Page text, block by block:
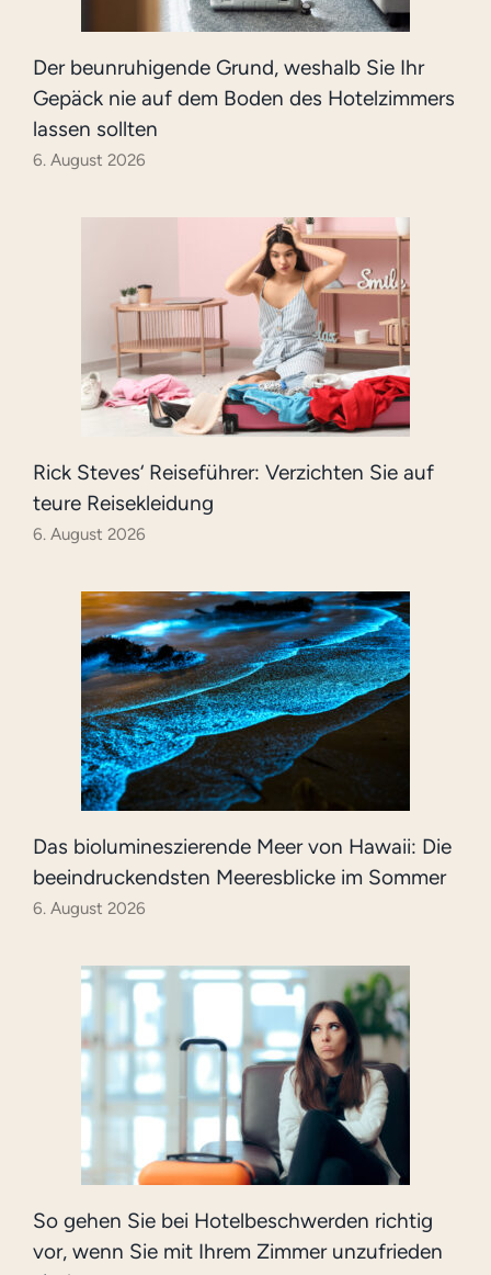
Der beunruhigende Grund, weshalb Sie Ihr
Gepäck nie auf dem Boden des Hotelzimmers
lassen sollten
6. August 2026
Rick Steves‘ Reiseführer: Verzichten Sie auf
teure Reisekleidung
6. August 2026
Das biolumineszierende Meer von Hawaii: Die
beeindruckendsten Meeresblicke im Sommer
6. August 2026
So gehen Sie bei Hotelbeschwerden richtig
vor, wenn Sie mit Ihrem Zimmer unzufrieden